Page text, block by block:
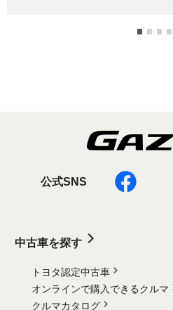
公式SNS
中古車を探す
トヨタ認定中古車
オンラインで購入できるクルマ
クルマカタログ